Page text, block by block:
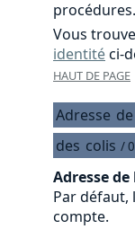
procédures.
Vous
identitéci-
HAUT DE PAGE
Adresse de
des colis /
Adresse
Par défaut,
compte.